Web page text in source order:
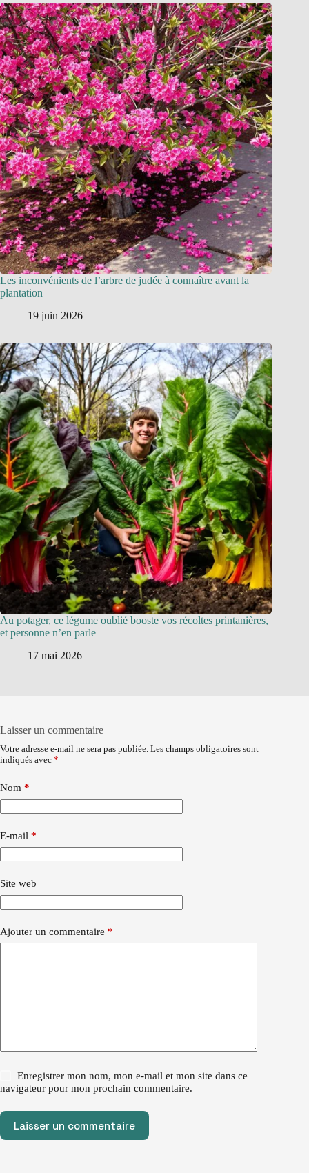
Les inconvénients de l’arbre de judée à connaître avant la
plantation
19 juin 2026
Au potager, ce légume oublié booste vos récoltes printanières,
et personne n’en parle
17 mai 2026
Laisser un commentaire
Votre adresse e-mail ne sera pas publiée. Les champs obligatoires sont
indiqués avec *
Nom *
E-mail *
Site web
Ajouter un commentaire *
Enregistrer mon nom, mon e-mail et mon site dans ce
navigateur pour mon prochain commentaire.
Laisser un commentaire